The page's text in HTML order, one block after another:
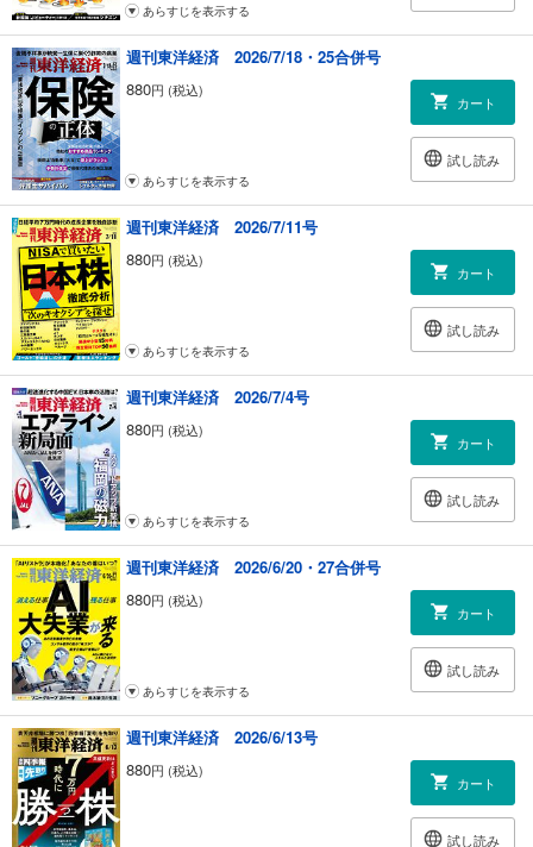
連載
｜経済を見る眼｜柳川範之
｜ニュースの核心｜福田恵介
｜編集部から｜
｜ニュース最前線｜
｜発見！ 成長企業｜オハラ
｜会社四季報 注目決算｜
｜トップに直撃｜福山通運 社長 小丸成洋
｜フォーカス政治｜塩田 潮
｜中国動態｜梶谷 懐
｜財新 Opinion &News｜
｜グローバル・アイ｜スラヴォイ・ジジェク
｜Inside USA｜瀧口範子
｜FROM The New York Times｜
｜マネー潮流｜木内登英
｜少数異見｜
｜知の技法 出世の作法｜佐藤 優
｜経済学者が読み解く 現代社会のリアル｜福田 慧
｜話題の本｜『黒い海 船は突然、深海へ消えた』著者 伊澤理江氏に聞く
ほか
｜ゴルフざんまい｜小林浩美
｜シンクタンク 厳選リポート｜
｜PICK UP 東洋経済ONLINE｜
｜次号予告｜
あらすじを表示する
週刊東洋経済 2026/7/18・25合併号
880円 (税込)
カート
試し読み
あらすじを表示する
週刊東洋経済 2026/7/11号
880円 (税込)
カート
試し読み
あらすじを表示する
週刊東洋経済 2026/7/4号
880円 (税込)
カート
試し読み
あらすじを表示する
週刊東洋経済 2026/6/20・27合併号
880円 (税込)
カート
試し読み
あらすじを表示する
週刊東洋経済 2026/6/13号
880円 (税込)
カート
試し読み